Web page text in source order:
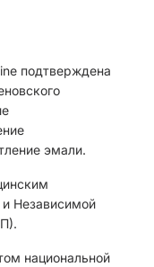
подтверждена
эмали.
Независимой
национальной